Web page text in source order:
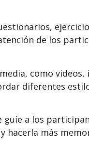
de los
como
diferentes
a los
hacerla más